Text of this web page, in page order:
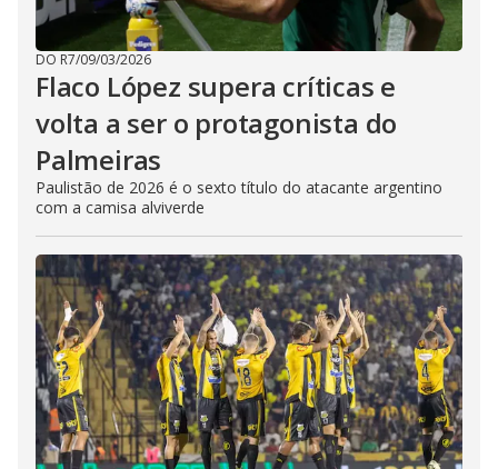
DO R7/09/03/2026
Flaco López supera críticas e
volta a ser o protagonista do
Palmeiras
Paulistão de 2026 é o sexto título do atacante argentino
com a camisa alviverde